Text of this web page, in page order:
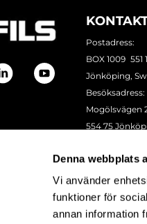
Denna webbplats
Vi använder
funktioner för
annan information
Postadress:
BOX 1009 551
Jönköping,
Besöksadress:
Mogölsvägen
554 75
Epost:
Org. nr